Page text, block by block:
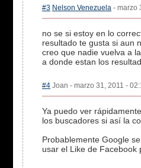
#3 Nelson Venezuela - marzo
no se si estoy en lo
resultado te gusta si aun
creo que nadie vuelva a
a donde estan los
#4 Joan - marzo 31, 2011 -
Ya puedo ver
los buscadores si así la
Probablemente Google
usar el Like de Facebook